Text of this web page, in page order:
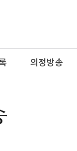
의정방송